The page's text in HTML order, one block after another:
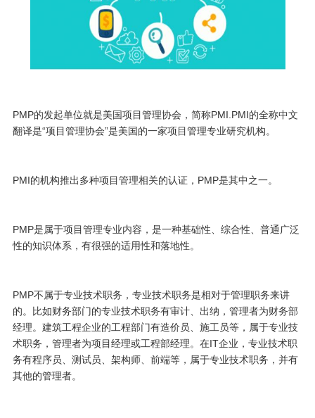
PMP的发起单位就是美国项目管理协会，简称PMI.PMI的全称中文
翻译是“项目管理协会”是美国的一家项目管理专业研究机构。
PMI的机构推出多种项目管理相关的认证，PMP是其中之一。
PMP是属于项目管理专业内容，是一种基础性、综合性、普通广泛
性的知识体系，有很强的适用性和落地性。
PMP不属于专业技术职务，专业技术职务是相对于管理职务来讲
的。比如财务部门的专业技术职务有审计、出纳，管理者为财务部
经理。建筑工程企业的工程部门有造价员、施工员等，属于专业技
术职务，管理者为项目经理或工程部经理。在IT企业，专业技术职
务有程序员、测试员、架构师、前端等，属于专业技术职务，并有
其他的管理者。